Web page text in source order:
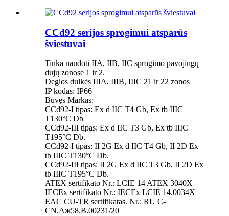
CCd92 serijos sprogimui atsparūs
šviestuvai
Tinka naudoti IIA, IIB, IIC sprogimo pavojingų
dujų zonose 1 ir 2.
Degios dulkės IIIA, IIIB, IIIC 21 ir 22 zonos
IP kodas: IP66
Buvęs Markas:
CCd92-I tipas: Ex d IIC T4 Gb, Ex tb IIIC
T130°C Db
CCd92-III tipas: Ex d IIC T3 Gb, Ex tb IIIC
T195°C Db.
CCd92-I tipas: II 2G Ex d IIC T4 Gb, II 2D Ex
tb IIIC T130°C Db.
CCd92-III tipas: II 2G Ex d IIC T3 Gb, II 2D Ex
tb IIIC T195°C Db.
ATEX sertifikato Nr.: LCIE 14 ATEX 3040X
IECEx sertifikato Nr.: IECEx LCIE 14.0034X
EAC CU-TR sertifikatas. Nr.: RU C-
CN.Aж58.B.00231/20